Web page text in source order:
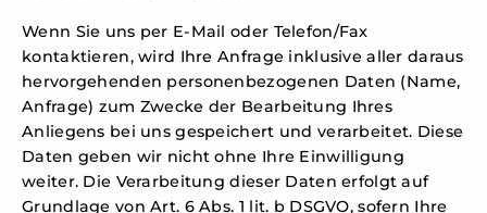
Wenn Sie uns per E-Mail oder Telefon/Fax
kontaktieren, wird Ihre Anfrage inklusive aller daraus
hervorgehenden personenbezogenen Daten (Name,
Anfrage) zum Zwecke der Bearbeitung Ihres
Anliegens bei uns gespeichert und verarbeitet. Diese
Daten geben wir nicht ohne Ihre Einwilligung
weiter. Die Verarbeitung dieser Daten erfolgt auf
Grundlage von Art. 6 Abs. 1 lit. b DSGVO, sofern Ihre